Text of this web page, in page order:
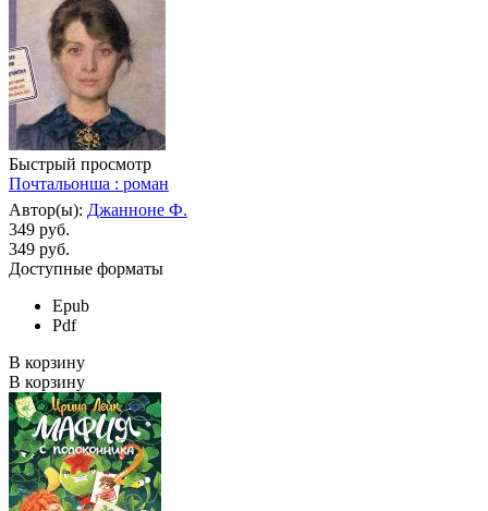
Быстрый просмотр
Почтальонша : роман
Автор(ы): Джанноне Ф.
349 руб.
349 руб.
Доступные форматы
Epub
Pdf
В корзину
В корзину